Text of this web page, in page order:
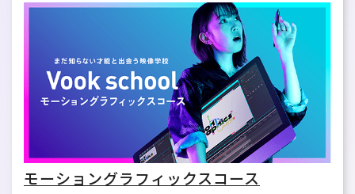
モーショングラフィックスコース